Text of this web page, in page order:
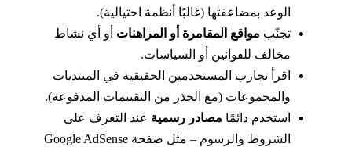
الوعد بمضاعفتها (غالبًا أنظمة احتيالية).
تجنّبمواقع المقامرة أو المراهناتأو أي نشاط
مخالف للقوانين أو السياسات.
اقرأ تجارب المستخدمين الحقيقية في المنتديات
والمجموعات (مع الحذر من التقييمات المدفوعة).
استخدم دائمًامصادر رسميةعند التعرف على
الشروط والرسوم – مثل صفحة Google AdSense